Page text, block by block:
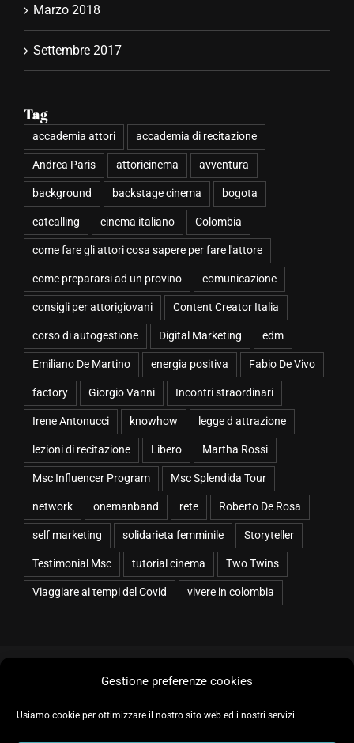
Gestione preferenze cookies
Usiamo cookie per ottimizzare il nostro sito web ed i nostri servizi.
Marzo 2018
Settembre 2017
Tag
accademia attori accademia di recitazione
Andrea Paris attoricinema avventura
background backstage cinema bogota
catcalling cinema italiano Colombia
come fare gli attori cosa sapere per fare l'attore
come prepararsi ad un provino comunicazione
consigli per attorigiovani Content Creator Italia
corso di autogestione Digital Marketing edm
Emiliano De Martino energia positiva Fabio De Vivo
factory Giorgio Vanni Incontri straordinari
Irene Antonucci knowhow legge d attrazione
lezioni di recitazione Libero Martha Rossi
Msc Influencer Program Msc Splendida Tour
network onemanband rete Roberto De Rosa
self marketing solidarieta femminile Storyteller
Testimonial Msc tutorial cinema Two Twins
Viaggiare ai tempi del Covid vivere in colombia
Copyright 2026 Irene Antonucci | Tutti i diritti riservati | Realizzazione